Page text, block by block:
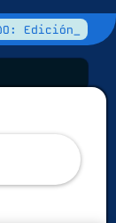
Edición_